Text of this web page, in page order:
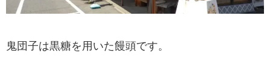
鬼団子は黒糖を用いた饅頭です。